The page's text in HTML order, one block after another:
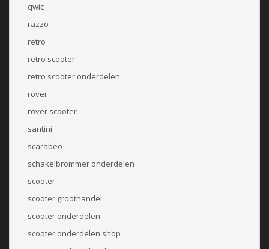
qwic
razzo
retro
retro scooter
retro scooter onderdelen
rover
rover scooter
santini
scarabeo
schakelbrommer onderdelen
scooter
scooter groothandel
scooter onderdelen
scooter onderdelen shop